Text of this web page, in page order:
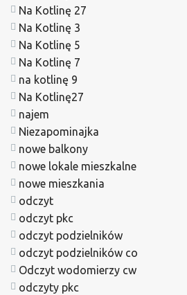
Na Kotlinę 27
Na Kotlinę 3
Na Kotlinę 5
Na Kotlinę 7
na kotlinę 9
Na Kotlinę27
najem
Niezapominajka
nowe balkony
nowe lokale mieszkalne
nowe mieszkania
odczyt
odczyt pkc
odczyt podzielników
odczyt podzielników co
Odczyt wodomierzy cw
odczyty pkc